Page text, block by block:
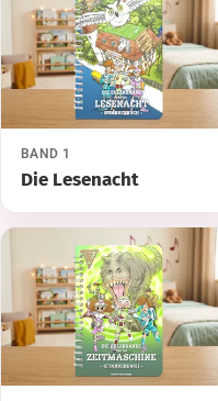
BAND 1
Die Lesenacht